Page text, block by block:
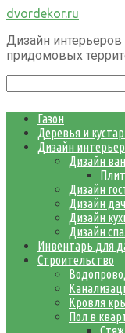
Перейти
контенту
dvordekor.ru
Дизайн интерьеров
придомовых
Газон
Деревья и
Дизайн
Дизайн
Дизайн
Дизайн
Дизайн
Дизайн
Инвентарь для
Строительство
Кровля
Пол в